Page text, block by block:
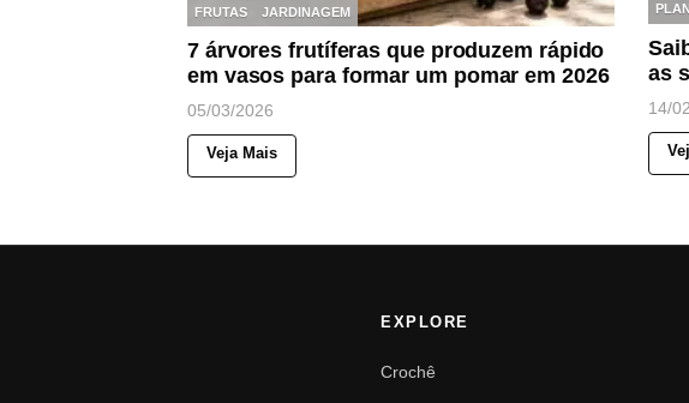
FRUTAS
JARDINAGEM
7 árvores frutíferas que produzem rápido
em vasos para formar um pomar em 2026
05/03/2026
Veja Mais
as
14/
EXPLORE
Crochê